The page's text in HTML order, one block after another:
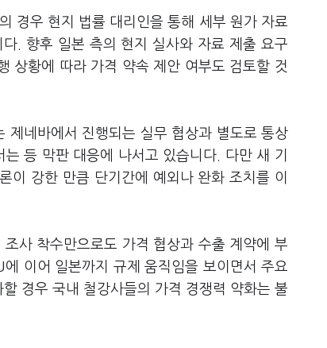
경우 현지 법률 대리인을 통해 세부 원가 자료
. 향후 일본 측의 현지 실사와 자료 제출 요구
상황에 따라 가격 약속 제안 여부도 검토할 것
제네바에서 진행되는 실무 협상과 별도로 통상
등 막판 대응에 나서고 있습니다. 다만 새 기
이 강한 만큼 단기간에 예외나 완화 조치를 이
사 착수만으로도 가격 협상과 수출 계약에 부
이어 일본까지 규제 움직임을 보이면서 주요
경우 국내 철강사들의 가격 경쟁력 약화는 불